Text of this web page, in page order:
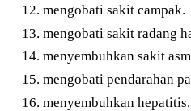
mengobati sakit campak.
mengobati sakit radang
menyembuhkan sakit
mengobati pendarahan
menyembuhkan hepatitis.